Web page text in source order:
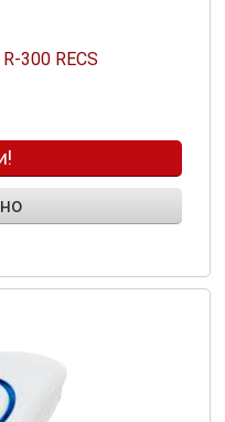
300 RECS